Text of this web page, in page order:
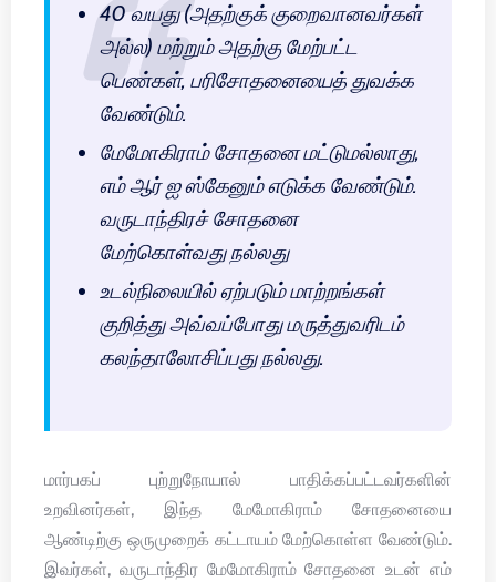
40 வயது (அதற்குக் குறைவானவர்கள்
அல்ல) மற்றும் அதற்கு மேற்பட்ட
பெண்கள், பரிசோதனையைத் துவக்க
வேண்டும்.
மேமோகிராம் சோதனை மட்டுமல்லாது,
எம் ஆர் ஐ ஸ்கேனும் எடுக்க வேண்டும்.
வருடாந்திரச் சோதனை
மேற்கொள்வது நல்லது
உடல்நிலையில் ஏற்படும் மாற்றங்கள்
குறித்து அவ்வப்போது மருத்துவரிடம்
கலந்தாலோசிப்பது நல்லது.
மார்பகப் புற்றுநோயால் பாதிக்கப்பட்டவர்களின்
உறவினர்கள், இந்த மேமோகிராம் சோதனையை
ஆண்டிற்கு ஒருமுறைக் கட்டாயம் மேற்கொள்ள வேண்டும்.
இவர்கள், வருடாந்திர மேமோகிராம் சோதனை உடன் எம்